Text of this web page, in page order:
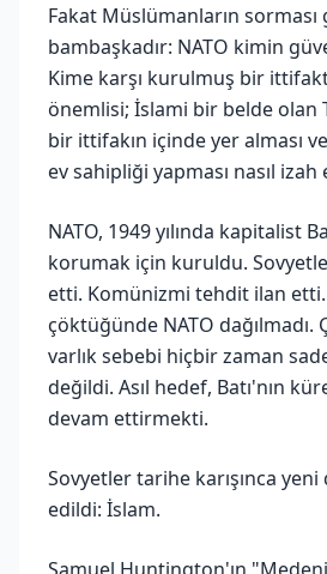
Fakat Müslümanların
bambaşkadır: NATO kimin
Kime karşı kurulmuş bir
önemlisi; İslami bir belde olan
bir ittifakın içinde yer alması
ev sahipliği yapması nasıl
NATO, 1949 yılında kapitalist
korumak için kuruldu.
etti. Komünizmi tehdit ilan
çöktüğünde NATO dağılmadı.
varlık sebebi hiçbir zaman
değildi. Asıl hedef, Batı'nın
devam ettirmekti.
Sovyetler tarihe karışınca
edildi: İslam.